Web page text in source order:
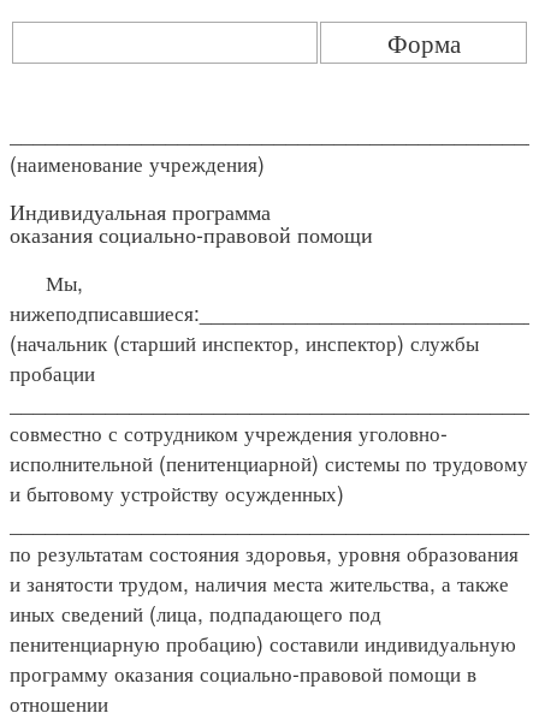
Форма
(наименование учреждения)
Индивидуальная программа
оказания социально-правовой помощи
Мы,
(начальник (старший инспектор, инспектор) службы
пробации
совместно с сотрудником учреждения уголовно-
исполнительной (пенитенциарной) системы по трудовому
и бытовому устройству осужденных)
по результатам состояния здоровья, уровня образования
и занятости трудом, наличия места жительства, а также
иных сведений (лица, подпадающего под
пенитенциарную пробацию) составили индивидуальную
программу оказания социально-правовой помощи в
отношении